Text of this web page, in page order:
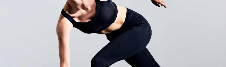
RECRUIT
求人情報
LOCATION
店舗一覧